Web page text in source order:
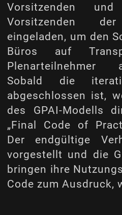
Vorsitzenden und
Vorsitzenden der
eingeladen, um den
Büros auf
Plenarteilnehmer
Sobald die
abgeschlossen ist,
des GPAI-Modells
„Final Code of
Der endgültige
vorgestellt und die
bringen ihre
Code zum Ausdruck,